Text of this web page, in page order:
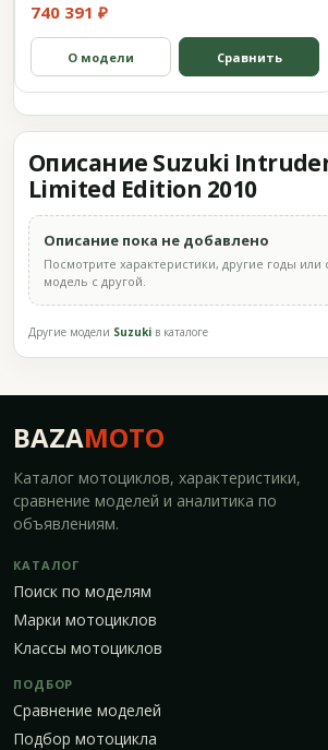
740 391 ₽
О модели Сравнить
Описание Suzuki Intruder
Limited Edition 2010
Описание пока не добавлено
Посмотрите характеристики, другие годы или
модель с другой.
Другие модели Suzuki в каталоге
BAZAMOTO
Каталог мотоциклов, характеристики,
сравнение моделей и аналитика по
объявлениям.
КАТАЛОГ
Поиск по моделям
Марки мотоциклов
Классы мотоциклов
ПОДБОР
Сравнение моделей
Подбор мотоцикла